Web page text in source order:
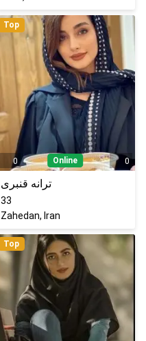
Top
0 Online 0
ترانه قنبری
33
Zahedan, Iran
Top